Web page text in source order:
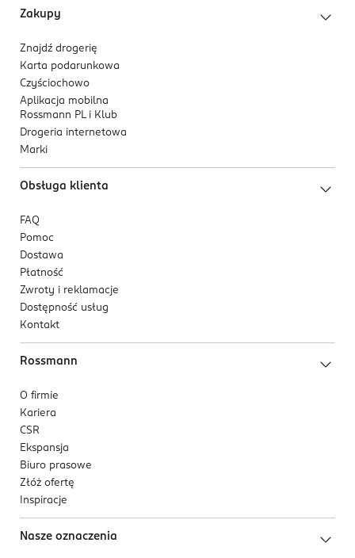
B®.
elektrycznych Oral-B iO®, Pulsonic® oraz
Prokudent Sonic.
Zalecany wiek użycia: od 4 lat.
Znana postać z komiksów na opakowaniu.
*W porównaniu z efektem czyszczenia tradycyjną
szczoteczką manualną, testowane w badaniach in vitro
Zakupy
Znajdź drogerię
Karta podarunkowa
Czyściochowo
Aplikacja mobilna
Rossmann PL i Klub
Drogeria internetowa
Marki
Obsługa klienta
FAQ
Pomoc
Dostawa
Płatność
Zwroty i reklamacje
Dostępność usług
Kontakt
Rossmann
O firmie
Kariera
CSR
Ekspansja
Biuro prasowe
Złóż ofertę
Inspiracje
Nasze oznaczenia